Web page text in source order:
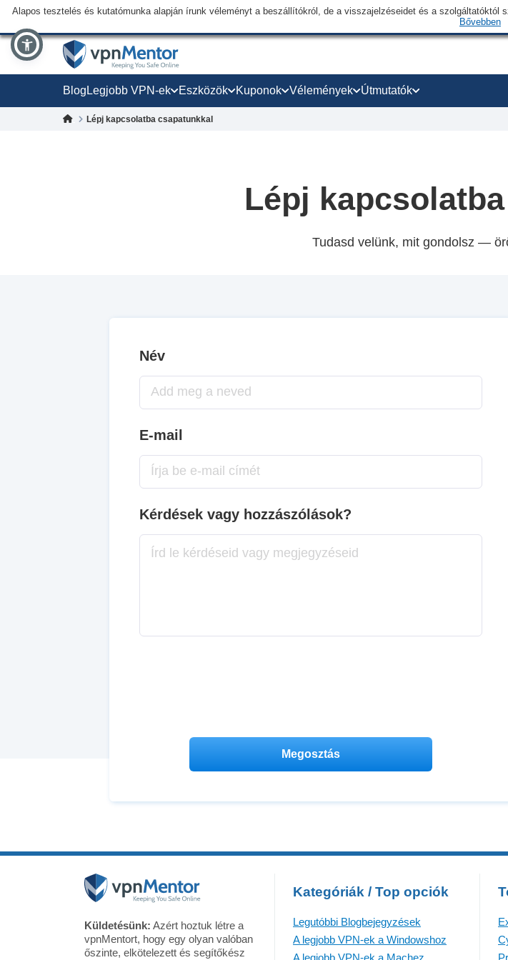
Alapos tesztelés és kutatómunka alapján írunk véleményt a beszállítókról, de a visszajelzéseidet és a
Bővebben
Blog Legjobb VPN-ek Eszközök Kuponok Vélemények Útmutatók
Lépj kapcsolatba csapatunkkal
Lépj
Tudasd velünk, mit gondolsz —
Név
E-mail
Kérdések vagy hozzászólások?
Küldetésünk: Azért hoztuk létre a
vpnMentort, hogy egy olyan valóban
őszinte, elkötelezett és segítőkész
Kategóriák / Top opciók
Legutóbbi Blogbejegyzések
A legjobb VPN-ek a Windowshoz
A legjobb VPN-ek a Machez